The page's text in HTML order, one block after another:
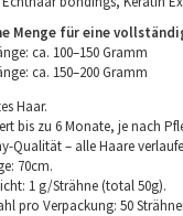
Menge für eine
ca. 100–150 Gramm
ca. 150–200 Gramm
Haar.
bis zu 6 Monate, je nach
Qualität – alle Haare
70cm.
1 g/Strähne (total 50g).
pro Verpackung: 50